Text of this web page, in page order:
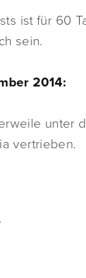
ist für 60
sein.
2014:
unter
vertrieben.